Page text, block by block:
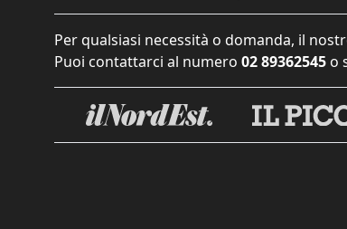
Per qualsiasi necessità o domanda, il
Puoi contattarci al numero 02 89362545 o